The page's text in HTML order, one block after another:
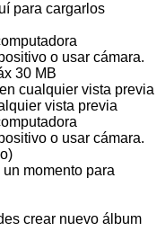
para cargarlos
o usar cámara.
30 MB
cualquier vista previa
vista previa
o usar cámara.
momento para
crear nuevo álbum